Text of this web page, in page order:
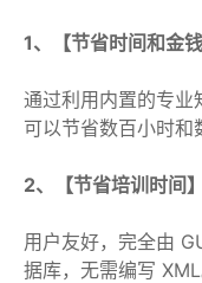
1、【节省时间和金钱
通过利用内置的专业
可以节省数百小时和
2、【节省培训时间】
用户友好，完全由
据库，无需编写 XML